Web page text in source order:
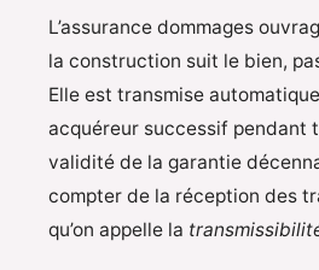
L’assurance dommages
la construction suit le bien,
Elle est transmise
acquéreur successif pendant
validité de la garantie
compter de la réception des
qu’on appelle la